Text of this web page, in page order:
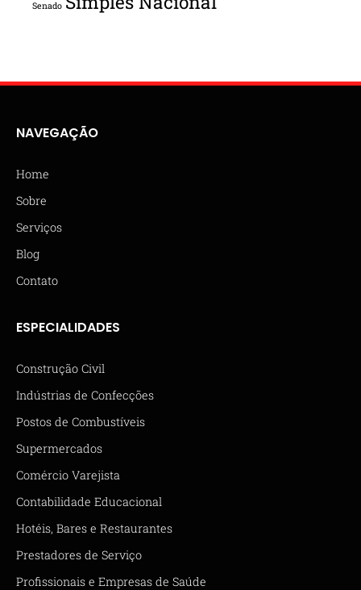
Senado
NAVEGAÇÃO
Home
Sobre
Serviços
Blog
Contato
ESPECIALIDADES
Construção Civil
Indústrias de Confecções
Postos de Combustíveis
Supermercados
Comércio Varejista
Contabilidade Educacional
Hotéis, Bares e Restaurantes
Prestadores de Serviço
Profissionais e Empresas de Saúde